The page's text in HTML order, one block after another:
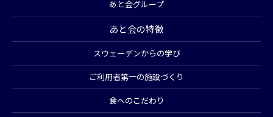
あと会グループ
あと会の特徴
スウェーデンからの学び
ご利用者第一の施設づくり
食へのこだわり